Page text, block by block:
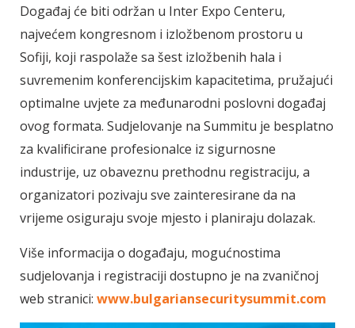
Događaj će biti održan u Inter Expo Centeru,
najvećem kongresnom i izložbenom prostoru u
Sofiji, koji raspolaže sa šest izložbenih hala i
suvremenim konferencijskim kapacitetima, pružajući
optimalne uvjete za međunarodni poslovni događaj
ovog formata. Sudjelovanje na Summitu je besplatno
za kvalificirane profesionalce iz sigurnosne
industrije, uz obaveznu prethodnu registraciju, a
organizatori pozivaju sve zainteresirane da na
vrijeme osiguraju svoje mjesto i planiraju dolazak.
Više informacija o događaju, mogućnostima
sudjelovanja i registraciji dostupno je na zvaničnoj
web stranici: www.bulgariansecuritysummit.com